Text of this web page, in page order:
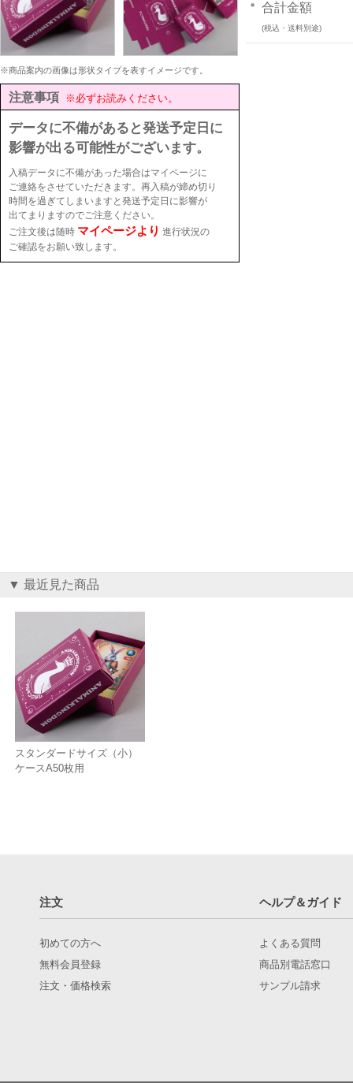
※商品案内の画像は形状タイプを表すイメージです。
注意事項 ※必ずお読みください。
データに不備があると発送予定日に
影響が出る可能性がございます。
入稿データに不備があった場合はマイページに
ご連絡をさせていただきます。再入稿が締め切り
時間を過ぎてしまいますと発送予定日に影響が
出てまりますのでご注意ください。
ご注文後は随時 マイページより 進行状況の
ご確認をお願い致します。
合計金額
(税込・送料別途)
▼ 最近見た商品
スタンダードサイズ（小）
ケースA50枚用
注文 ヘルプ＆ガイド
初めての方へ
無料会員登録
注文・価格検索
よくある質問
商品別電話窓口
サンプル請求